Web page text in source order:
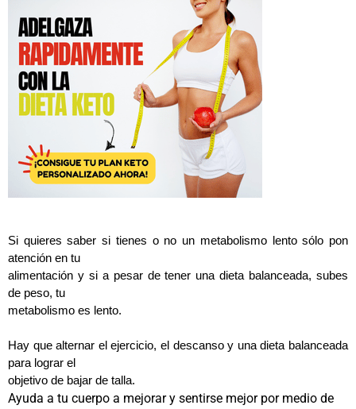
Si quieres saber si tienes o no un metabolismo lento sólo pon
atención en tu
alimentación y si a pesar de tener una dieta balanceada, subes
de peso, tu
metabolismo es lento.
Hay que alternar el ejercicio, el descanso y una dieta balanceada
para lograr el
objetivo de bajar de talla.
Ayuda a tu cuerpo a mejorar y sentirse mejor por medio de